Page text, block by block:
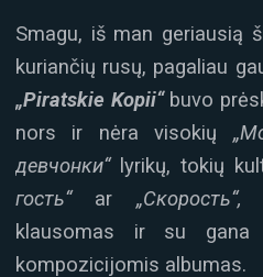
Smagu, iš man geriausią
kuriančių rusų, pagaliau
„Piratskie Kopii“buvo
nors ir nėra visokių
девчонки“lyrikų, tokių
гость“ ar „Скорость“,
klausomas ir su gana
kompozicijomis albumas.